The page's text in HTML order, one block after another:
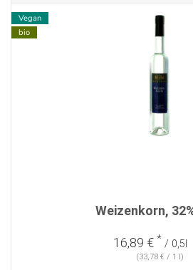
Vegan
bio
Weizenkorn,
16,89 € * / 0,5l
(33,78 € / 1 l)